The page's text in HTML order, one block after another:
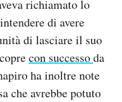
richiamato lo
di avere
di lasciare il suo
con successoda
ha inoltre note
che avrebbe potuto